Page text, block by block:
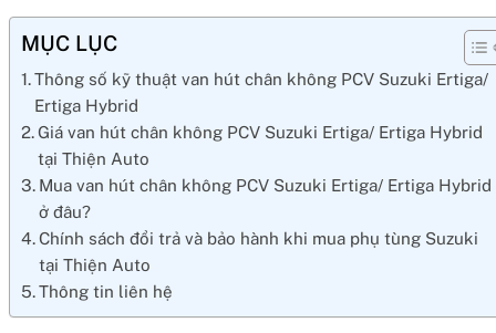
MỤC LỤC
Thông số kỹ thuật van hút chân không PCV Suzuki Ertiga/
Ertiga Hybrid
Giá van hút chân không PCV Suzuki Ertiga/ Ertiga Hybrid
tại Thiện Auto
Mua van hút chân không PCV Suzuki Ertiga/ Ertiga Hybrid
ở đâu?
Chính sách đổi trả và bảo hành khi mua phụ tùng Suzuki
tại Thiện Auto
Thông tin liên hệ